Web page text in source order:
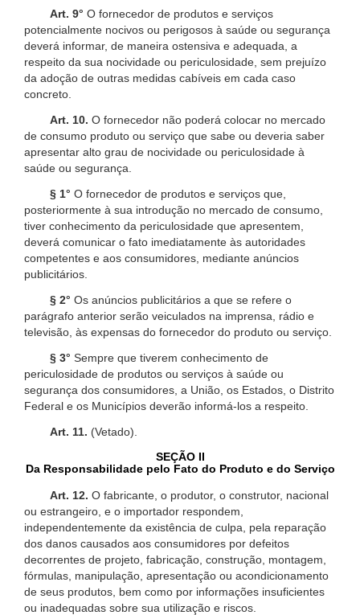
Art. 9° O fornecedor de produtos e serviços
potencialmente nocivos ou perigosos à saúde ou segurança
deverá informar, de maneira ostensiva e adequada, a
respeito da sua nocividade ou periculosidade, sem prejuízo
da adoção de outras medidas cabíveis em cada caso
concreto.
Art. 10. O fornecedor não poderá colocar no mercado
de consumo produto ou serviço que sabe ou deveria saber
apresentar alto grau de nocividade ou periculosidade à
saúde ou segurança.
§ 1° O fornecedor de produtos e serviços que,
posteriormente à sua introdução no mercado de consumo,
tiver conhecimento da periculosidade que apresentem,
deverá comunicar o fato imediatamente às autoridades
competentes e aos consumidores, mediante anúncios
publicitários.
§ 2° Os anúncios publicitários a que se refere o
parágrafo anterior serão veiculados na imprensa, rádio e
televisão, às expensas do fornecedor do produto ou serviço.
§ 3° Sempre que tiverem conhecimento de
periculosidade de produtos ou serviços à saúde ou
segurança dos consumidores, a União, os Estados, o Distrito
Federal e os Municípios deverão informá-los a respeito.
Art. 11. (Vetado).
SEÇÃO II
Da Responsabilidade pelo Fato do Produto e do Serviço
Art. 12. O fabricante, o produtor, o construtor, nacional
ou estrangeiro, e o importador respondem,
independentemente da existência de culpa, pela reparação
dos danos causados aos consumidores por defeitos
decorrentes de projeto, fabricação, construção, montagem,
fórmulas, manipulação, apresentação ou acondicionamento
de seus produtos, bem como por informações insuficientes
ou inadequadas sobre sua utilização e riscos.